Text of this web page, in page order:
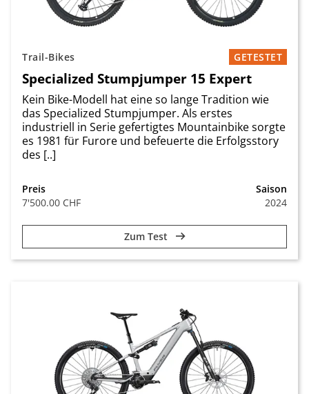
Trail-Bikes GETESTET
Specialized Stumpjumper 15 Expert
Kein Bike-Modell hat eine so lange Tradition wie
das Specialized Stumpjumper. Als erstes
industriell in Serie gefertigtes Mountainbike sorgte
es 1981 für Furore und befeuerte die Erfolgsstory
des [..]
Preis
7'500.00 CHF
Saison
2024
Zum Test